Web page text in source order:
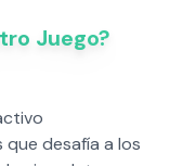
Juego?
desafía a los